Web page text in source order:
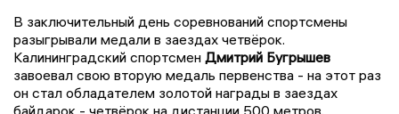
В заключительный день соревнований спортсмены
разыгрывали медали в заездах четвёрок.
Калининградский спортсмен Дмитрий Бугрышев
завоевал свою вторую медаль первенства - на этот раз
он стал обладателем золотой награды в заездах